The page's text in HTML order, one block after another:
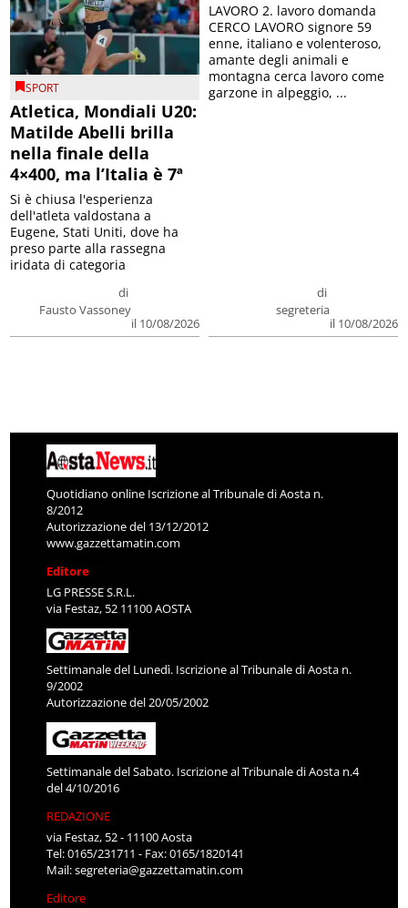
SPORT
Atletica, Mondiali U20:
Matilde Abelli brilla
nella finale della
4×400, ma l’Italia è 7ª
di
Fausto Vassoney
il 10/08/2026
Si è chiusa l'esperienza
dell'atleta valdostana a
Eugene, Stati Uniti, dove ha
preso parte alla rassegna
iridata di categoria
di
segreteria
il 10/08/2026
LAVORO 2. lavoro domanda
CERCO LAVORO signore 59
enne, italiano e volenteroso,
amante degli animali e
montagna cerca lavoro come
garzone in alpeggio, ...
Quotidiano online Iscrizione al Tribunale di Aosta n.
8/2012
Autorizzazione del 13/12/2012
www.gazzettamatin.com
Editore
LG PRESSE S.R.L.
via Festaz, 52 11100 AOSTA
Settimanale del Lunedì. Iscrizione al Tribunale di Aosta n.
9/2002
Autorizzazione del 20/05/2002
Settimanale del Sabato. Iscrizione al Tribunale di Aosta n.4
del 4/10/2016
REDAZIONE
via Festaz, 52 - 11100 Aosta
Tel: 0165/231711 - Fax: 0165/1820141
Mail:segreteria@gazzettamatin.com
Editore